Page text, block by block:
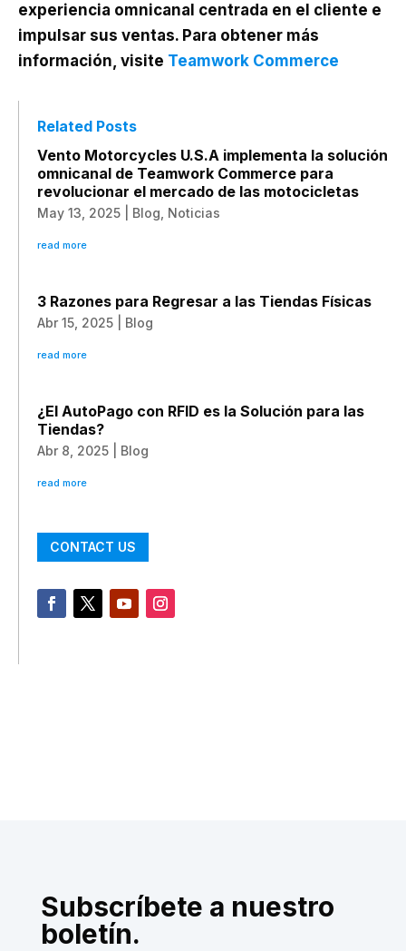
experiencia omnicanal centrada en el cliente e
impulsar sus ventas. Para obtener más
información, visite Teamwork Commerce
Related Posts
Vento Motorcycles U.S.A implementa la solución
omnicanal de Teamwork Commerce para
revolucionar el mercado de las motocicletas
May 13, 2025 Blog Noticias
read more
3 Razones para Regresar a las Tiendas Físicas
Abr 15, 2025 Blog
read more
¿El AutoPago con RFID es la Solución para las
Tiendas?
Abr 8, 2025 Blog
read more
CONTACT US
Subscríbete a nuestro
boletín.